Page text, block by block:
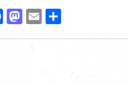
Facebook
Mastodon
EmailShare